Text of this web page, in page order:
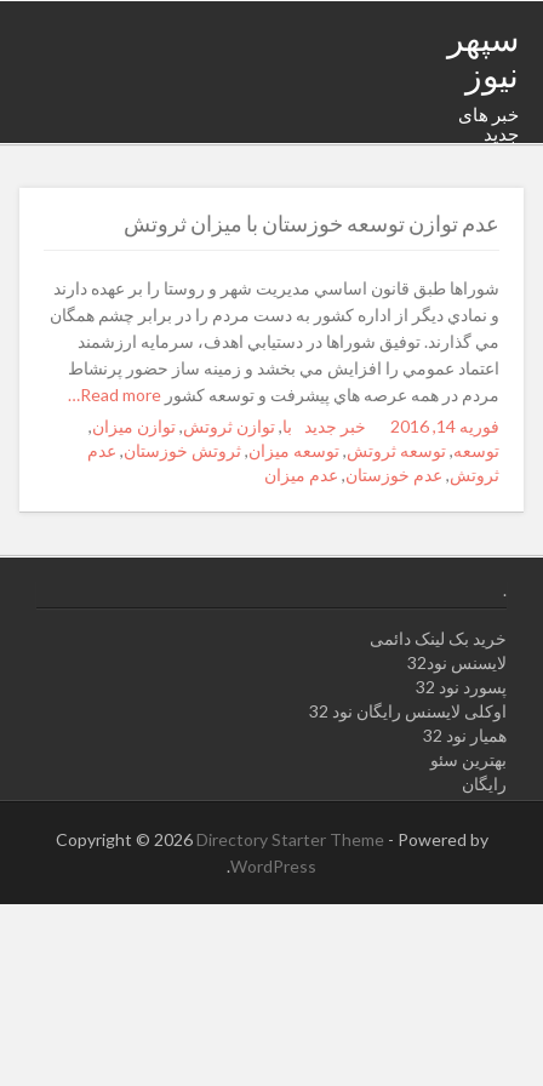
سپهر
نیوز
خبر های
جدید
عدم توازن توسعه خوزستان با میزان ثروتش
شوراها طبق قانون اساسي مديريت شهر و روستا را بر عهده دارند
و نمادي ديگر از اداره کشور به دست مردم را در برابر چشم همگان
مي گذارند. توفيق شوراها در دستيابي اهدف، سرمايه ارزشمند
اعتماد عمومي را افزايش مي بخشد و زمينه ساز حضور پرنشاط
مردم در همه عرصه هاي پيشرفت و توسعه کشور
Posted
on
فوریه 14, 2016 Author
Categories
خبر جدید Tags
با,توازن ثروتش,توازن میزان,
توسعه,توسعه ثروتش,توسعه میزان,ثروتش خوزستان, عدم
ثروتش, عدم خوزستان, عدم میزان
.
خرید بک لینک دائمی
لایسنس نود32
پسورد نود 32
اوکلی لایسنس رایگان نود 32
همیار نود 32
بهترین سئو
رایگان
Copyright © 2026 Directory Starter Theme - Powered by
WordPress
.